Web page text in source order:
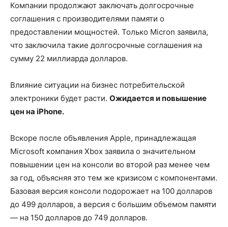
Компании продолжают заключать долгосрочные
соглашения с производителями памяти о
предоставлении мощностей. Только Micron заявила,
что заключила такие долгосрочные соглашения на
сумму 22 миллиарда долларов.
Влияние ситуации на бизнес потребительской
электроники будет расти. Ожидается и повышение
цен на iPhone.
Вскоре после объявления Apple, принадлежащая
Microsoft компания Xbox заявила о значительном
повышении цен на консоли во второй раз менее чем
за год, объясняя это тем же кризисом с компонентами.
Базовая версия консоли подорожает на 100 долларов
до 499 долларов, а версия с большим объемом памяти
— на 150 долларов до 749 долларов.